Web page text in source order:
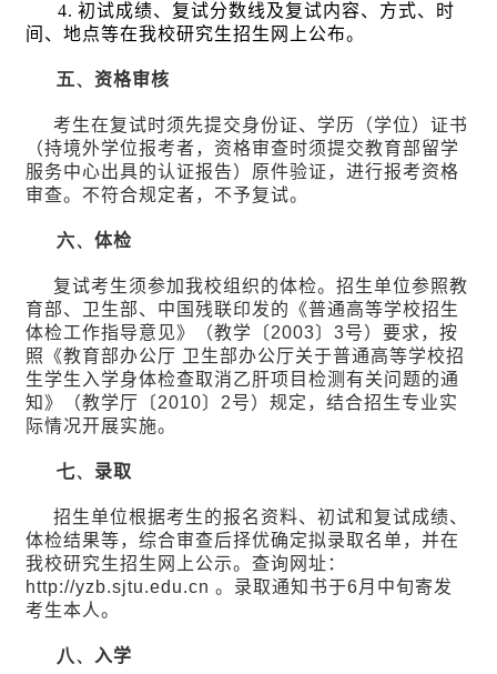
4. 初试成绩、复试分数线及复试内容、方式、时
间、地点等在我校研究生招生网上公布。
五、资格审核
考生在复试时须先提交身份证、学历（学位）证书
（持境外学位报考者，资格审查时须提交教育部留学
服务中心出具的认证报告）原件验证，进行报考资格
审查。不符合规定者，不予复试。
六、体检
复试考生须参加我校组织的体检。招生单位参照教
育部、卫生部、中国残联印发的《普通高等学校招生
体检工作指导意见》（教学〔2003〕3号）要求，按
照《教育部办公厅 卫生部办公厅关于普通高等学校招
生学生入学身体检查取消乙肝项目检测有关问题的通
知》（教学厅〔2010〕2号）规定，结合招生专业实
际情况开展实施。
七、 录取
招生单位根据考生的报名资料、初试和复试成绩、
体检结果等，综合审查后择优确定拟录取名单，并在
我校研究生招生网上公示。查询网址：
http://yzb.sjtu.edu.cn 。录取通知书于6月中旬寄发
考生本人。
八、入学